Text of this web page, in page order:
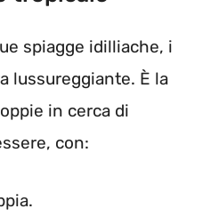
spiagge idilliache, i
lussureggiante. È la
in cerca di
con: